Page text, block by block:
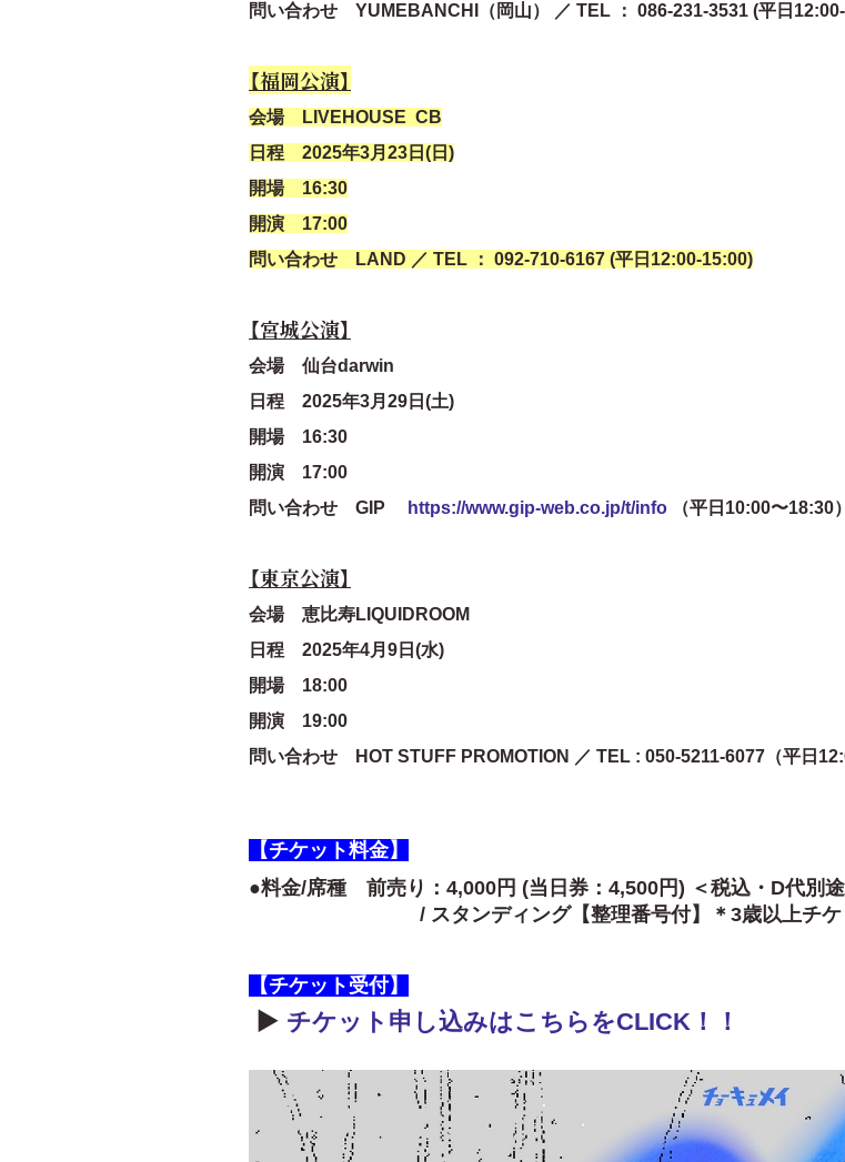
問い合わせ YUMEBANCHI（岡山） ／ TEL ： 086-231-3531 (平日
【福岡公演】
会場 LIVEHOUSE CB
日程 2025年3月23日(日)
開場 16:30
開演 17:00
問い合わせ LAND ／ TEL ： 092-710-6167 (平日12:00-15:00)
【宮城公演】
会場 仙台darwin
日程 2025年3月29日(土)
開場 16:30
開演 17:00
問い合わせ GIP
https://www.gip-web.co.jp/t/info （平日10:00〜18:30）
【東京公演】
会場 恵比寿LIQUIDROOM
日程 2025年4月9日(水)
開場 18:00
開演 19:00
問い合わせ HOT STUFF PROMOTION ／ TEL : 050-5211-6077（平日
【チケット料金】
●料金/席種 前売り：4,000円 (当日券：4,500円) ＜税込・D代別
/ スタンディング【整理番号付】＊3歳以上チケ
【チケット受付】
▶ チケット申し込みはこちらをCLICK！！